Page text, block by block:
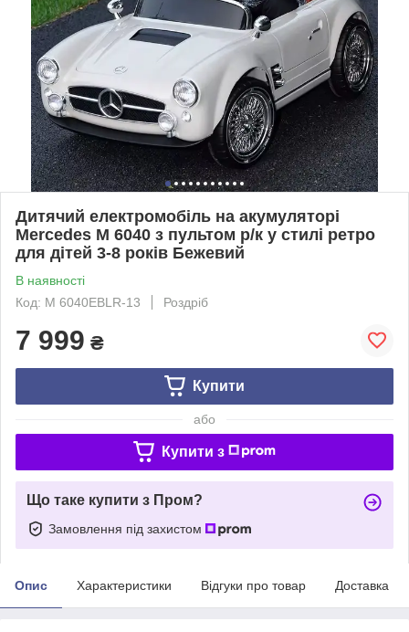
Дитячий електромобіль на акумуляторі
Mercedes M 6040 з пультом р/к у стилі ретро
для дітей 3-8 років Бежевий
В наявності
Код: M 6040EBLR-13
Роздріб
7 999 ₴
Купити
або
Купити з
Що таке купити з Пром?
Замовлення під захистом
Опис Характеристики Відгуки про товар Доставка